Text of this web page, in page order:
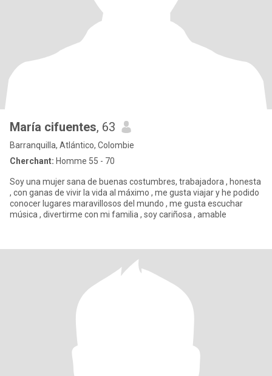
María cifuentes, 63
Barranquilla, Atlántico, Colombie
Cherchant: Homme 55 - 70
Soy una mujer sana de buenas costumbres, trabajadora , honesta
, con ganas de vivir la vida al máximo , me gusta viajar y he podido
conocer lugares maravillosos del mundo , me gusta escuchar
música , divertirme con mi familia , soy cariñosa , amable